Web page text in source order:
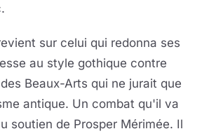
sur celui qui redonna ses
au style gothique contre
Beaux-Arts qui ne jurait que
antique. Un combat qu'il va
soutien de Prosper Mérimée. Il